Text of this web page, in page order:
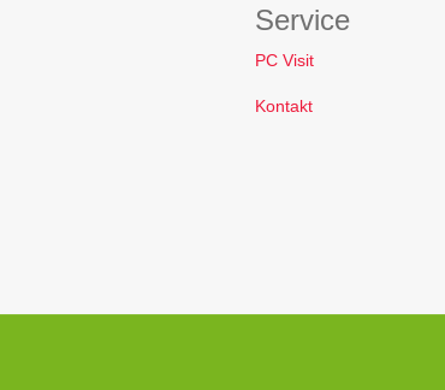
Service
PC Visit
Kontakt